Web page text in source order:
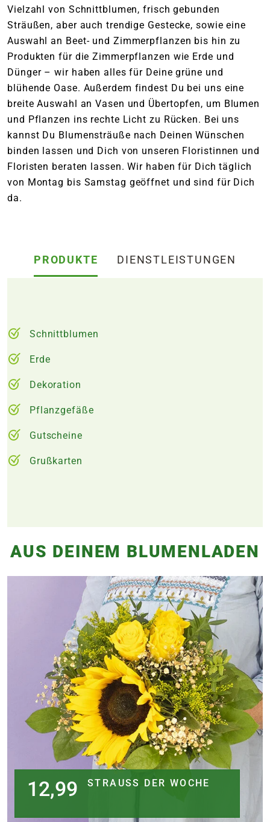
Vielzahl von Schnittblumen, frisch gebunden
Sträußen, aber auch trendige Gestecke, sowie eine
Auswahl an Beet- und Zimmerpflanzen bis hin zu
Produkten für die Zimmerpflanzen wie Erde und
Dünger – wir haben alles für Deine grüne und
blühende Oase. Außerdem findest Du bei uns eine
breite Auswahl an Vasen und Übertopfen, um Blumen
und Pflanzen ins rechte Licht zu Rücken. Bei uns
kannst Du Blumensträuße nach Deinen Wünschen
binden lassen und Dich von unseren Floristinnen und
Floristen beraten lassen. Wir haben für Dich täglich
von Montag bis Samstag geöffnet und sind für Dich
da.
PRODUKTE DIENSTLEISTUNGEN
Schnittblumen
Erde
Dekoration
Pflanzgefäße
Gutscheine
Grußkarten
AUS DEINEM BLUMENLADEN
12,99 STRAUSS DER WOCHE